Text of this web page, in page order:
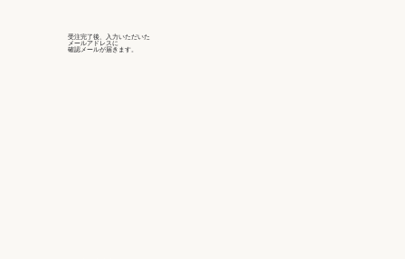
受注完了後、入力いただいた
メールアドレスに
確認メールが届きます。